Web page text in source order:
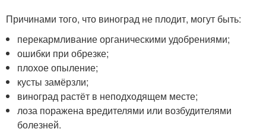
Причинами того, что виноград не плодит, могут быть:
перекармливание органическими удобрениями;
ошибки при обрезке;
плохое опыление;
кусты замёрзли;
виноград растёт в неподходящем месте;
лоза поражена вредителями или возбудителями
болезней.